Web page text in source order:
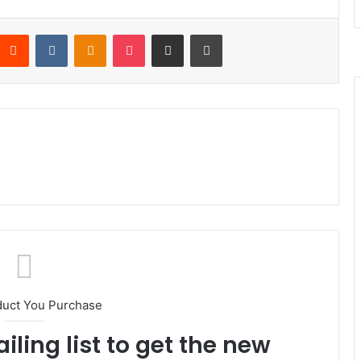
Reddit VKontakteOdnoklassniki
Pocket Compartir por correo electrónicoImprimir
You Purchase
list to get the new